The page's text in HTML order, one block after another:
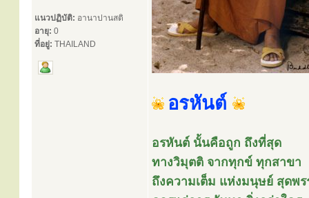
แนวปฏิบัติ: อานาปานสติ
อายุ: 0
ที่อยู่: THAILAND
อรหันต์
อรหันต์ นั้นคือถูก ถึงที่สุด
ทางวิมุตติ จากทุกข์ ทุกสาขา
ถึงความเต็ม แห่งมนุษย์ สุดพ